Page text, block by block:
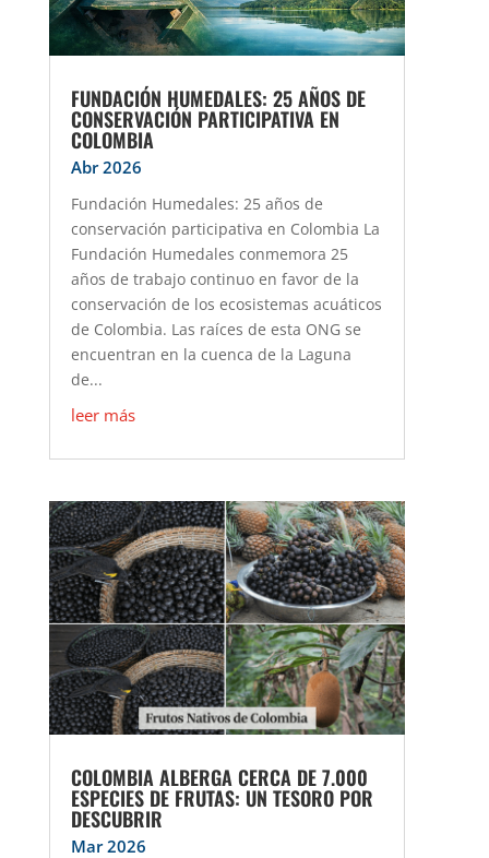
FUNDACIÓN HUMEDALES: 25 AÑOS DE
CONSERVACIÓN PARTICIPATIVA EN
COLOMBIA
Abr 2026
Fundación Humedales: 25 años de
conservación participativa en Colombia La
Fundación Humedales conmemora 25
años de trabajo continuo en favor de la
conservación de los ecosistemas acuáticos
de Colombia. Las raíces de esta ONG se
encuentran en la cuenca de la Laguna
de...
leer más
COLOMBIA ALBERGA CERCA DE 7.000
ESPECIES DE FRUTAS: UN TESORO POR
DESCUBRIR
Mar 2026